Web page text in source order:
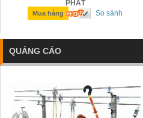
PHÁT
Mua hàng So sánh
QUẢNG CÁO